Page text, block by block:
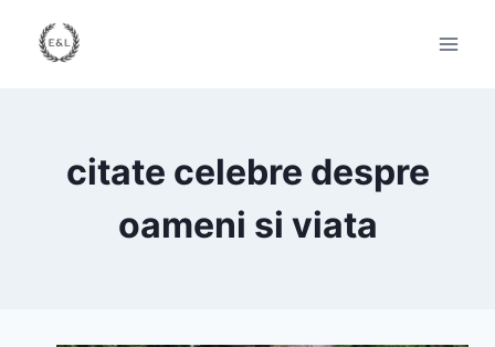
content
citate celebre despre
oameni si viata